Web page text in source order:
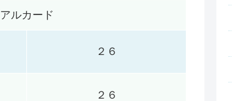
アルカード
２６
２６